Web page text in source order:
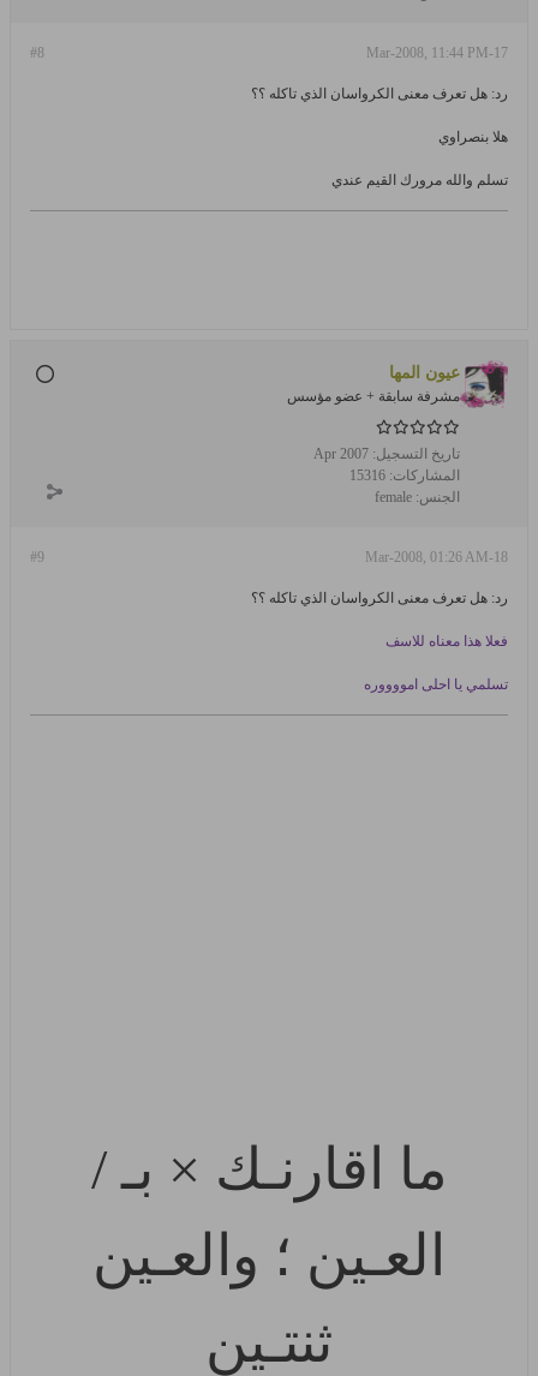
#8 17-Mar-2008, 11:44 PM
رد: هل تعرف معنى الكرواسان الذي تاكله ؟؟
هلا بنصراوي
تسلم والله مرورك القيم عندي
عيون المها
مشرفة سابقة + عضو مؤسس
تاريخ التسجيل: Apr 2007
المشاركات: 15316
الجنس: female
#9 18-Mar-2008, 01:26 AM
رد: هل تعرف معنى الكرواسان الذي تاكله ؟؟
فعلا هذا معناه للاسف
تسلمي يا احلى امووووره
ما اقارنـك × بـ /
العـين ؛ والعـين
ثنتـين